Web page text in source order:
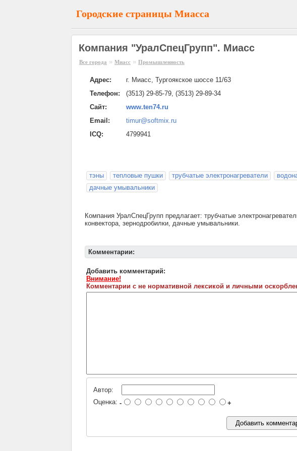
Городские страницы Миасса
Компания "УралСпецГрупп". Миасс
Все города » Миасс » Промышленность
Адрес:
г. Миасс, Тургоякское шоссе 11/63
Телефон:
(3513) 29-85-79, (3513) 29-89-34
Сайт:
www.ten74.ru
Email:
timur@softmix.ru
ICQ:
4799941
тэны тепловые пушки трубчатые электронагреватели
дачные умывальники
Компания УралСпецГрупп предлагает: трубчатые
конвектора, зернодробилки, дачные умывальники.
Комментарии:
Добавить комментарий:
Внимание!
Комментарии с не нормативной лексикой и личными
Автор:
Оценка: - +